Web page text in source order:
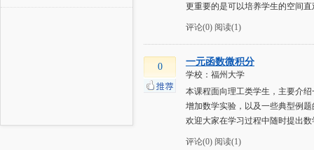
更重要的是可以培养学生的空间
评论(0) 阅读(1)
0 一元函数微积分
学校：福州大学
本课程面向理工类学生，主要介
增加数学实验，以及一些典型例题
欢迎大家在学习过程中随时提出
评论(0) 阅读(1)